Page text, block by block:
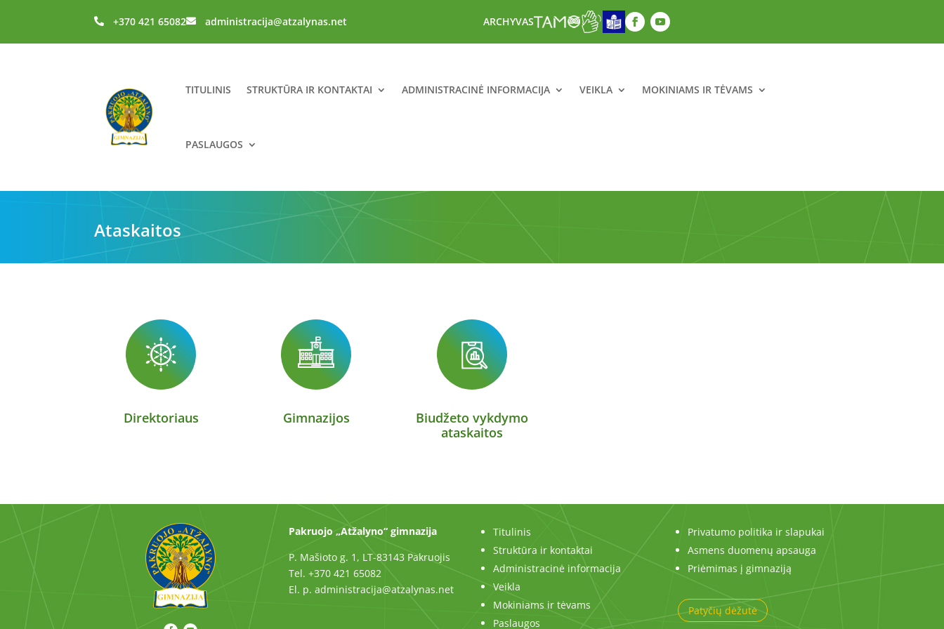
 +370 421 65082 administracija@atzalynas.net ARCHYVAS
TITULINIS STRUKTŪRA IR KONTAKTAI ADMINISTRACINĖ INFORMACIJA VEIKLA MOKINIAMS IR TĖVAMS
PASLAUGOS
Ataskaitos
Direktoriaus Gimnazijos
Biudžeto vykdymo
ataskaitos
Pakruojo „Atžalyno“ gimnazija
P. Mašioto g. 1, LT-83143 Pakruojis
Tel. +370 421 65082
El. p. administracija@atzalynas.net
Titulinis
Struktūra ir kontaktai
Administracinė informacija
Veikla
Mokiniams ir tėvams
Paslaugos
Privatumo politika ir slapukai
Asmens duomenų apsauga
Priėmimas į gimnaziją
Patyčių dėžutė